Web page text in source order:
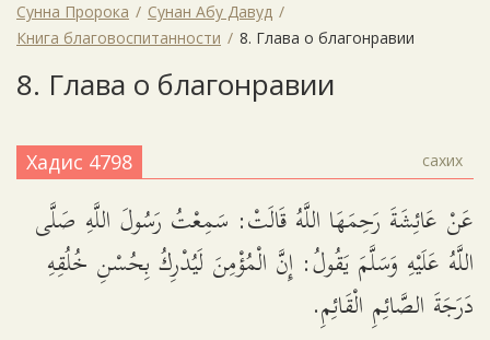
Сунна Пророка
Сунан Абу Давуд
Книга благовоспитанности
8. Глава о благонравии
8. Глава о благонравии
Хадис 4798 сахих
عَنْ عَائِشَةَ رَحِمَهَا اللَّهُ قَالَتْ: سَمِعْتُ رَسُولَ اللَّهِ صَلَّى
اللَّهُ عَلَيْهِ وَسَلَّمَ يَقُولُ: إِنَّ الْمُؤْمِنَ لَيُدْرِكُ بِحُسْنِ خُلُقِهِ
دَرَجَةَ الصَّائِمِ الْقَائِمِ.